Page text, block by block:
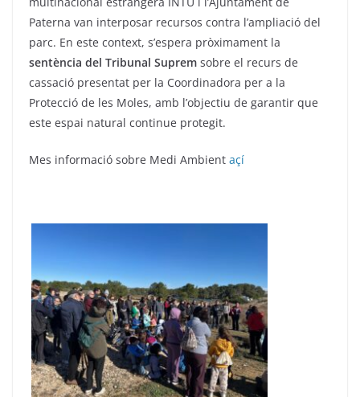
Paterna van interposar recursos contra l’ampliació del
parc. En este context, s’espera pròximament la
sentència del Tribunal Suprem sobre el recurs de
cassació presentat per la Coordinadora per a la
Protecció de les Moles, amb l’objectiu de garantir que
este espai natural continue protegit.
Mes informació sobre Medi Ambient açí